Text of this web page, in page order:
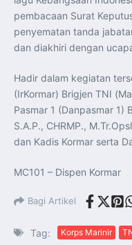
pembacaan Surat
penyematan tanda
dan diakhiri dengan
Hadir dalam kegiatan
(IrKormar) Brigjen TNI
Pasmar 1 (Danpasmar 1)
S.A.P., CHRMP.,
dan Kadis Kormar serta
MC101 – Dispen Kormar
Bagi Artikel
Tag: Korps Marinir